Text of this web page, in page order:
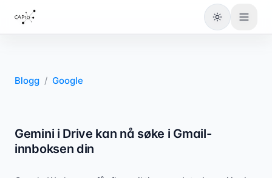
Bytt til lys
Blogg / Google
Gemini i Drive kan nå søke i Gmail-
innboksen din